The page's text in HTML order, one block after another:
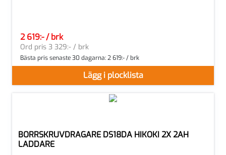
Lägg i plocklista
2 619:- / brk
SEK per BRK
Ord pris 3 329:- / brk
Bästa pris senaste 30 dagarna:2 619:- / brk
BORRSKRUVDRAGARE DS18DA HIKOKI 2X 2AH
LADDARE